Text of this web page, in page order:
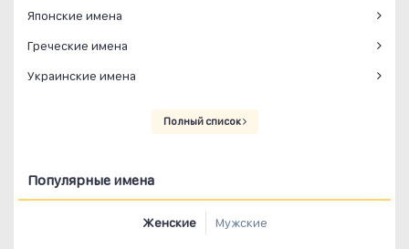
Японские имена
Греческие имена
Украинские имена
Полный список
Популярные имена
Женские Мужские